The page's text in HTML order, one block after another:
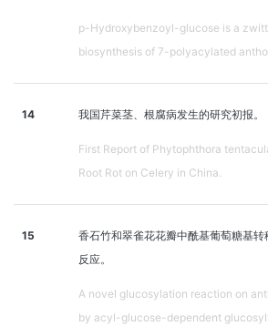
p-Hydroxybenzoyl-glucose is a
biosynthesis of 7-polyacylated
14 我国芹菜茎、根腐病发生的研究初报。
First Report of Phytophthora
Root Rot on Celery in China.
15
香石竹和翠雀花花瓣中酰基葡萄糖基
反应。
A novel glucosylation reaction on
by acyl-glucose-dependent